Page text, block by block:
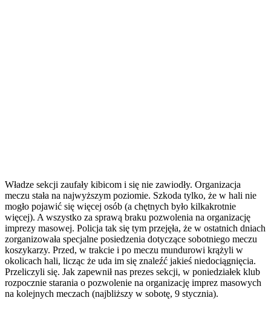
Władze sekcji zaufały kibicom i się nie zawiodły. Organizacja
meczu stała na najwyższym poziomie. Szkoda tylko, że w hali nie
mogło pojawić się więcej osób (a chętnych było kilkakrotnie
więcej). A wszystko za sprawą braku pozwolenia na organizację
imprezy masowej. Policja tak się tym przejęła, że w ostatnich dniach
zorganizowała specjalne posiedzenia dotyczące sobotniego meczu
koszykarzy. Przed, w trakcie i po meczu mundurowi krążyli w
okolicach hali, licząc że uda im się znaleźć jakieś niedociągnięcia.
Przeliczyli się. Jak zapewnił nas prezes sekcji, w poniedziałek klub
rozpocznie starania o pozwolenie na organizację imprez masowych
na kolejnych meczach (najbliższy w sobotę, 9 stycznia).